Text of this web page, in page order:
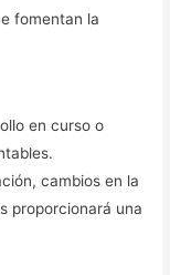
fomentan la
en curso o
cambios en la
proporcionará una